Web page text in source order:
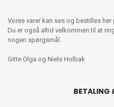
Vores varer kan ses og bestilles her
Du er også altid velkommen til at
nogen spørgsmål.
Gitte Olga og Niels Holbak
BETALING